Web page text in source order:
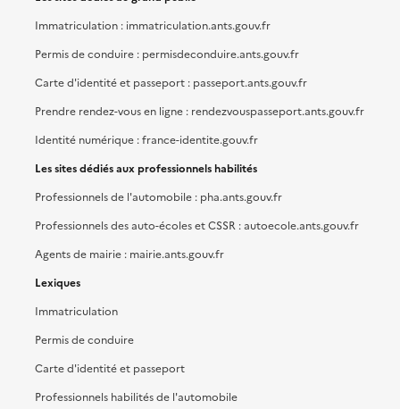
Immatriculation : immatriculation.ants.gouv.fr
Permis de conduire : permisdeconduire.ants.gouv.fr
Carte d'identité et passeport : passeport.ants.gouv.fr
Prendre rendez-vous en ligne : rendezvouspasseport.ants.gouv.fr
Identité numérique : france-identite.gouv.fr
Les sites dédiés aux professionnels habilités
Professionnels de l'automobile : pha.ants.gouv.fr
Professionnels des auto-écoles et CSSR : autoecole.ants.gouv.fr
Agents de mairie : mairie.ants.gouv.fr
Lexiques
Immatriculation
Permis de conduire
Carte d'identité et passeport
Professionnels habilités de l'automobile